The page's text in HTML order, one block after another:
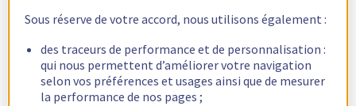
Sous réserve de votre accord, nous utilisons également :
des traceurs de performance et de personnalisation :
qui nous permettent d’améliorer votre navigation
selon vos préférences et usages ainsi que de mesurer
la performance de nos pages ;